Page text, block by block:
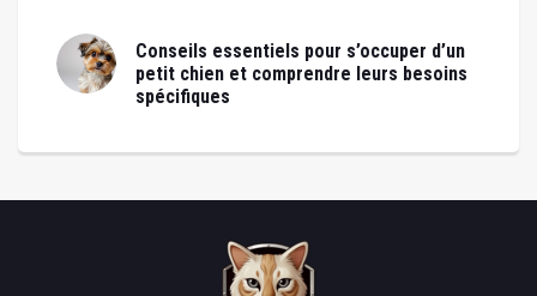
Conseils essentiels pour s’occuper d’un
petit chien et comprendre leurs besoins
spécifiques